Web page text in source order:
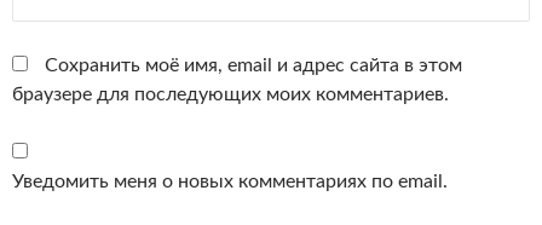
Сохранить моё имя, email и адрес сайта в этом
браузере для последующих моих комментариев.
Уведомить меня о новых комментариях по email.